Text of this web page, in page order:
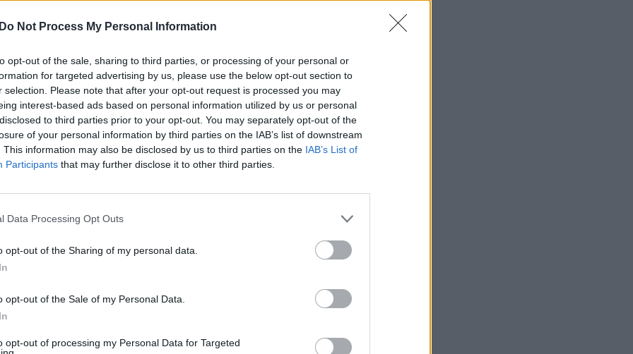
Do Not Process My Personal Information
opt-out of the sale, sharing to third parties, or processing of your personal or
for targeted advertising by us, please use the below opt-out section to
selection. Please note that after your opt-out request is processed you may
interest-based ads based on personal information utilized by us or personal
to third parties prior to your opt-out. You may separately opt-out of the
of your personal information by third parties on the IAB’s list of downstream
This information may also be disclosed by us to third parties on the IAB’s List of
Participants that may further disclose it to other third parties.
Data Processing Opt Outs
opt-out of the Sharing of my personal data.
opt-out of the Sale of my Personal Data.
opt-out of processing my Personal Data for Targeted
srautai